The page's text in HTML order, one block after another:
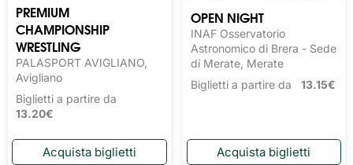
PREMIUM
CHAMPIONSHIP
WRESTLING
PALASPORT AVIGLIANO,
Avigliano
Biglietti a partire da
13.20€
OPEN NIGHT
INAF Osservatorio
Astronomico di Brera - Sede
di Merate, Merate
Biglietti a partire da 13.15€